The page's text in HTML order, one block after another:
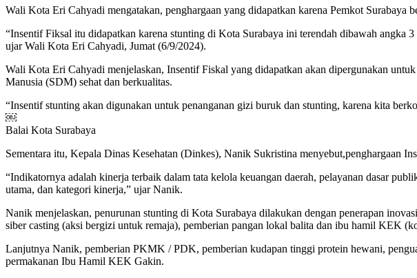
Wali Kota Eri Cahyadi mengatakan, penghargaan yang didapatkan karena Pemkot Surabaya
“Insentif Fiksal itu didapatkan karena stunting di Kota Surabaya ini terendah dibawah angka
ujar Wali Kota Eri Cahyadi, Jumat (6/9/2024).
Wali Kota Eri Cahyadi menjelaskan, Insentif Fiskal yang didapatkan akan dipergunakan
Manusia (SDM) sehat dan berkualitas.
“Insentif stunting akan digunakan untuk penanganan gizi buruk dan stunting, karena kita
￼
Balai Kota Surabaya
Sementara itu, Kepala Dinas Kesehatan (Dinkes), Nanik Sukristina menyebut,penghargaan
“Indikatornya adalah kinerja terbaik dalam tata kelola keuangan daerah, pelayanan dasar
utama, dan kategori kinerja,” ujar Nanik.
Nanik menjelaskan, penurunan stunting di Kota Surabaya dilakukan dengan penerapan
siber casting (aksi bergizi untuk remaja), pemberian pangan lokal balita dan ibu hamil KEK
Lanjutnya Nanik, pemberian PKMK / PDK, pemberian kudapan tinggi protein hewani,
permakanan Ibu Hamil KEK Gakin.